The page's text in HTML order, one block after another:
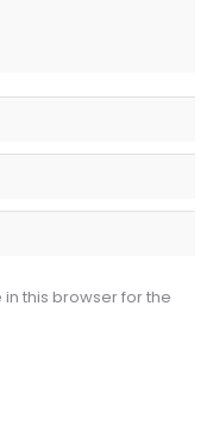
this browser for the